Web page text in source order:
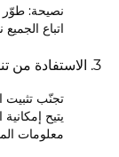
نصيحة: طوّر
اتباع
3. الاستفادة من تنسيقات ملفات OpenBIM و IFC
يتيح
معلومات